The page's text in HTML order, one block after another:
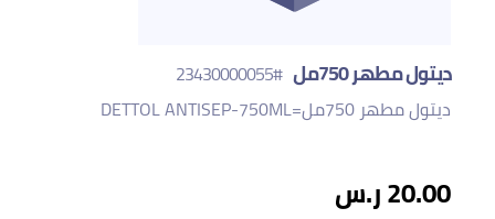
ديتول مطهر 750مل
#23430000055
ديتول مطهر 750مل=DETTOL ANTISEP-750ML
20.00 ر.س